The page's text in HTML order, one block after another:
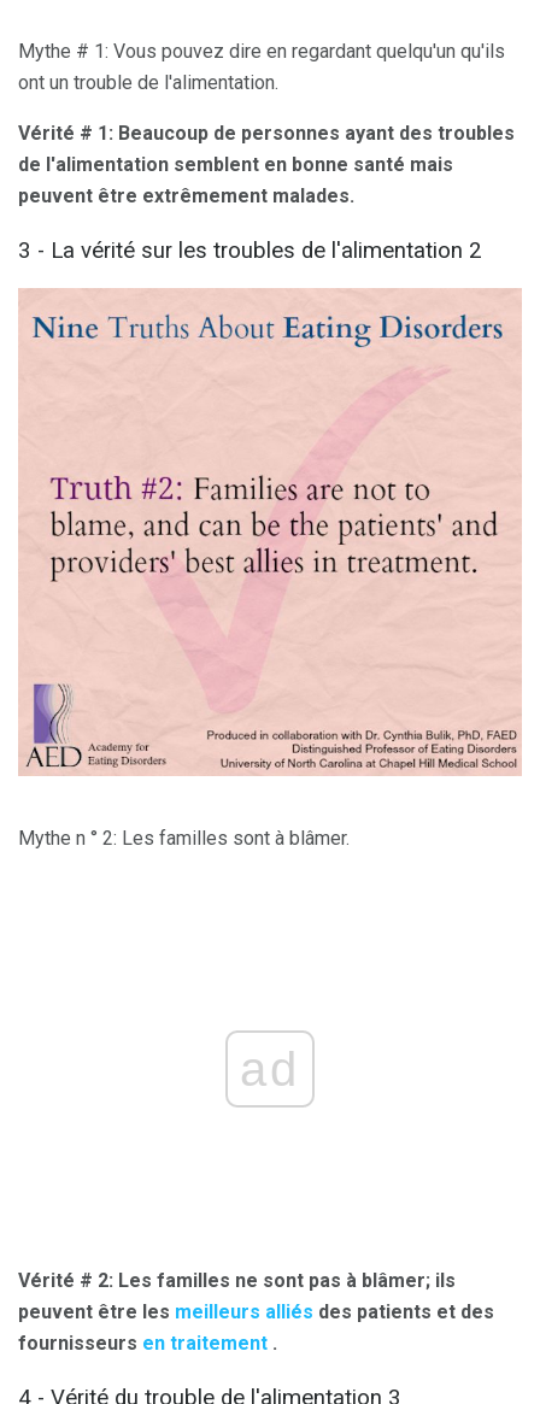
Mythe # 1: Vous pouvez dire en regardant quelqu'un qu'ils
ont un trouble de l'alimentation.
Vérité # 1: Beaucoup de personnes ayant des troubles
de l'alimentation semblent en bonne santé mais
peuvent être extrêmement malades.
3 - La vérité sur les troubles de l'alimentation 2
Mythe n ° 2: Les familles sont à blâmer.
ad
Vérité # 2: Les familles ne sont pas à blâmer; ils
peuvent être les meilleurs alliés des patients et des
fournisseurs en traitement .
4 - Vérité du trouble de l'alimentation 3